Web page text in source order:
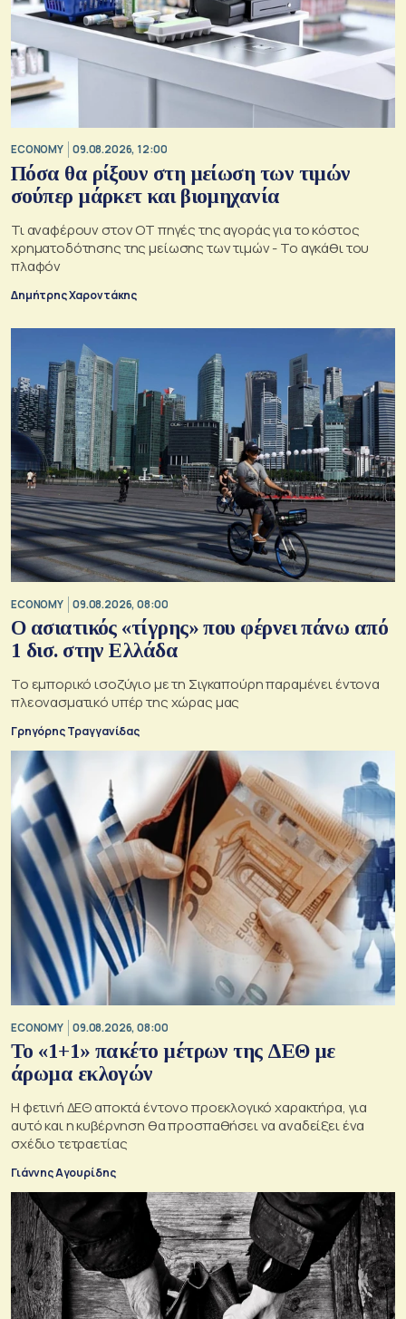
ECONOMY 09.08.2026, 12:00
Πόσα θα ρίξουν στη μείωση των τιμών
σούπερ μάρκετ και βιομηχανία
Τι αναφέρουν στον ΟΤ πηγές της αγοράς για το κόστος
χρηματοδότησης της μείωσης των τιμών - Το αγκάθι του
πλαφόν
Δημήτρης Χαροντάκης
ECONOMY 09.08.2026, 08:00
Ο ασιατικός «τίγρης» που φέρνει πάνω από
1 δισ. στην Ελλάδα
Το εμπορικό ισοζύγιο με τη Σιγκαπούρη παραμένει έντονα
πλεονασματικό υπέρ της χώρας μας
Γρηγόρης Τραγγανίδας
ECONOMY 09.08.2026, 08:00
Το «1+1» πακέτο μέτρων της ΔΕΘ με
άρωμα εκλογών
Η φετινή ΔΕΘ αποκτά έντονο προεκλογικό χαρακτήρα, για
αυτό και η κυβέρνηση θα προσπαθήσει να αναδείξει ένα
σχέδιο τετραετίας
Γιάννης Αγουρίδης